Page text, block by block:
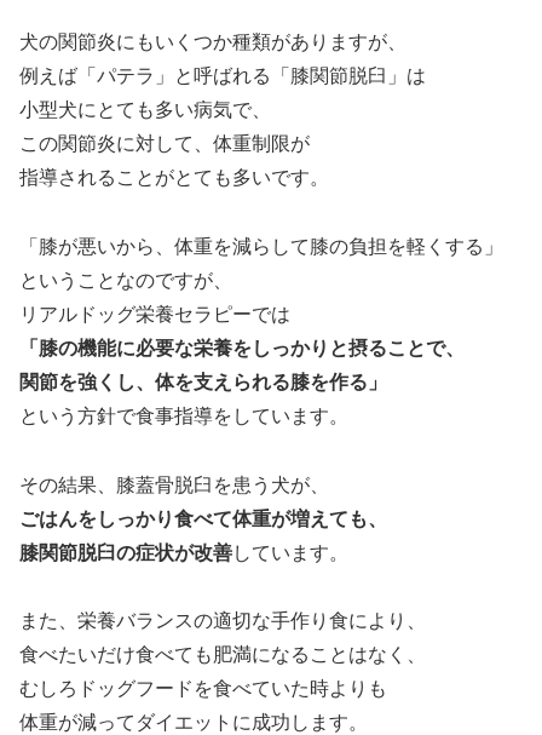
犬の関節炎にもいくつか種類がありますが、
例えば「パテラ」と呼ばれる「膝関節脱臼」は
小型犬にとても多い病気で、
この関節炎に対して、体重制限が
指導されることがとても多いです。
「膝が悪いから、体重を減らして膝の負担を軽くする」
ということなのですが、
リアルドッグ栄養セラピーでは
「膝の機能に必要な栄養をしっかりと摂ることで、
関節を強くし、体を支えられる膝を作る」
という方針で食事指導をしています。
その結果、膝蓋骨脱臼を患う犬が、
ごはんをしっかり食べて体重が増えても、
膝関節脱臼の症状が改善しています。
また、栄養バランスの適切な手作り食により、
食べたいだけ食べても肥満になることはなく、
むしろドッグフードを食べていた時よりも
体重が減ってダイエットに成功します。